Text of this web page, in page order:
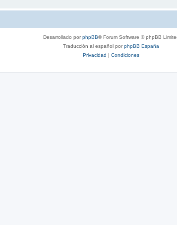
Desarrollado porphpBB® Forum Software © phpBB
Traducción al español porphpBB España
Privacidad | Condiciones